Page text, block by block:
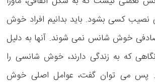
نصیب کسی بشود. باید بدانیم افراد خوش
خوش شانس نمی شوند. آنها به دلیل
که به زندگی دارند، خوش شانسی را
پس می توان گفت، عوامل اصلی خوش